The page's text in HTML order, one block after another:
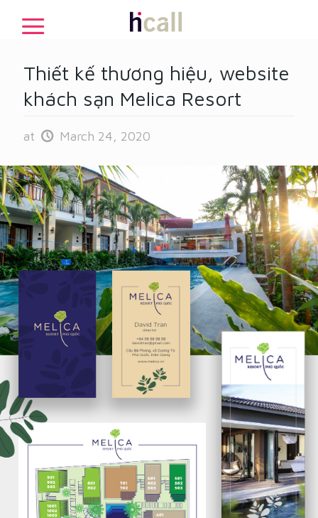
Thiết kế thương hiệu, website
khách sạn Melica Resort
at March 24, 2020